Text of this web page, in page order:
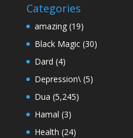
Categories
amazing(19)
Black Magic(30)
Dard (4)
Depression\(5)
Dua (5,245)
Hamal (3)
Health (24)